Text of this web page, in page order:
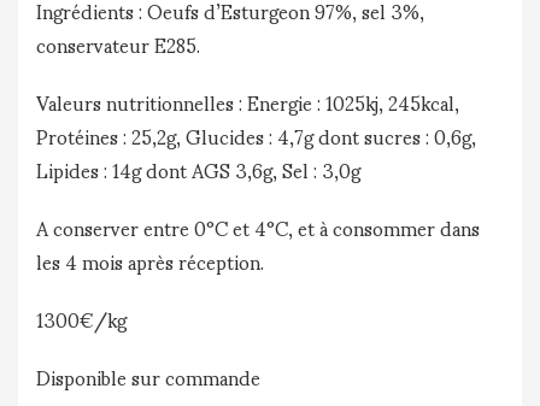
conservateur E285.
Valeurs nutritionnelles : Energie : 1025kj, 245kcal,
Protéines : 25,2g, Glucides : 4,7g dont sucres : 0,6g,
Lipides : 14g dont AGS 3,6g, Sel : 3,0g
A conserver entre 0°C et 4°C, et à consommer dans
les 4 mois après réception.
1300€/kg
Disponible sur commande